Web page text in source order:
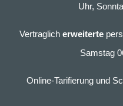
Uhr,
Vertraglicherweiterte
Samstag
Online-Tarifierung und